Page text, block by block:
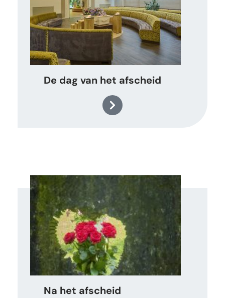
De dag van het afscheid
Na het afscheid